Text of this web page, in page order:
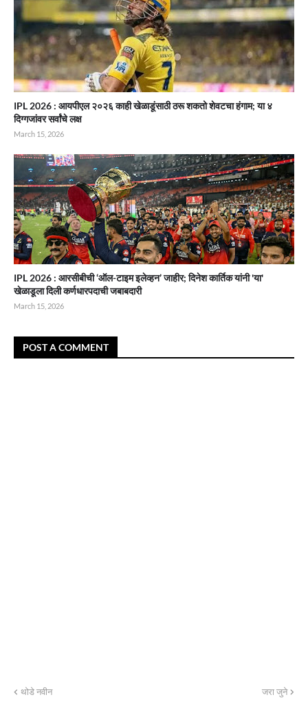
IPL 2026 : आयपीएल २०२६ काही खेळाडूंसाठी ठरू शकतो शेवटचा हंगाम; या ४
दिग्गजांवर सर्वांचे लक्ष
March 15, 2026
IPL 2026 : आरसीबीची ‘ऑल-टाइम इलेव्हन’ जाहीर; दिनेश कार्तिक यांनी 'या'
खेळाडूला दिली कर्णधारपदाची जबाबदारी
March 15, 2026
POST A COMMENT
थोडे नवीन जरा जुने